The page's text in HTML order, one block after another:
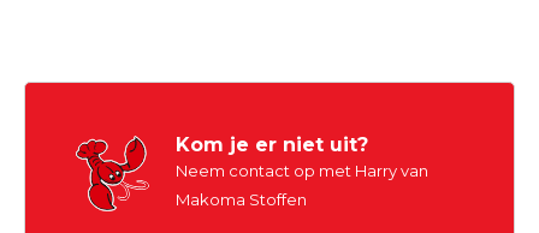
Kom je er niet uit?
Neem contact op met Harry van
Makoma Stoffen